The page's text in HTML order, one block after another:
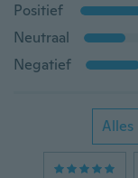
Positief
Neutraal
Negatief
Alles